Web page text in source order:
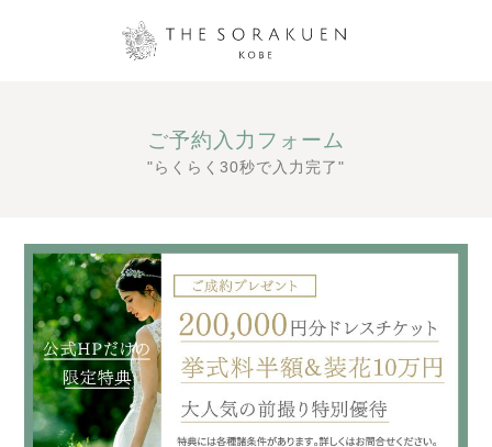
ご予約入力フォーム
"らくらく30秒で入力完了"